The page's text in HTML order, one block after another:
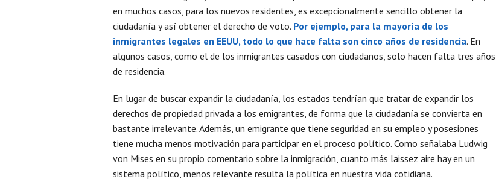
en muchos casos, para los nuevos residentes, es excepcionalmente sencillo obtener la
ciudadanía y así obtener el derecho de voto. Por ejemplo, para la mayoría de los
inmigrantes legales en EEUU, todo lo que hace falta son cinco años de residencia. En
algunos casos, como el de los inmigrantes casados con ciudadanos, solo hacen falta tres años
de residencia.
En lugar de buscar expandir la ciudadanía, los estados tendrían que tratar de expandir los
derechos de propiedad privada a los emigrantes, de forma que la ciudadanía se convierta en
bastante irrelevante. Además, un emigrante que tiene seguridad en su empleo y posesiones
tiene mucha menos motivación para participar en el proceso político. Como señalaba Ludwig
von Mises en su propio comentario sobre la inmigración, cuanto más laissez aire hay en un
sistema político, menos relevante resulta la política en nuestra vida cotidiana.